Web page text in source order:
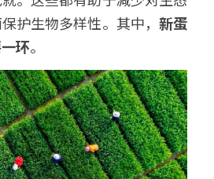
护生物多样性。其中， 新蛋
环。